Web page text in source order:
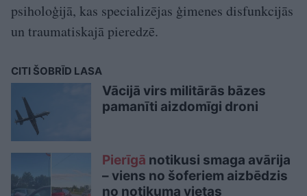
psiholoģijā, kas specializējas ģimenes disfunkcijās
un traumatiskajā pieredzē.
CITI ŠOBRĪD LASA
Vācijā virs militārās bāzes
pamanīti aizdomīgi droni
Pierīgā notikusi smaga avārija
– viens no šoferiem aizbēdzis
no notikuma vietas